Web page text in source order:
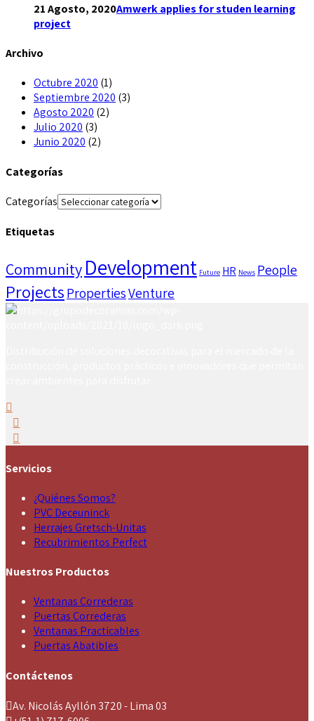
21 Agosto, 2020Amwerk applies for studen learning
project
Archivo
Octubre 2020 (1)
Septiembre 2020 (3)
Agosto 2020 (2)
Julio 2020 (3)
Junio 2020 (2)
Categorías
Categorías
Etiquetas
Community Development Future HR News People
ProjectsPropertiesVenture
Servicios
¿Quiénes Somos?
PVC Deceuninck
Herrajes Gretsch-Unitas
Recubrimientos Perfect
Nuestros Productos
Ventanas Correderas
Puertas Correderas
Ventanas Practicables
Puertas Abatibles
Contáctenos
Av. Nicolás Ayllón 3720 - Lima 03